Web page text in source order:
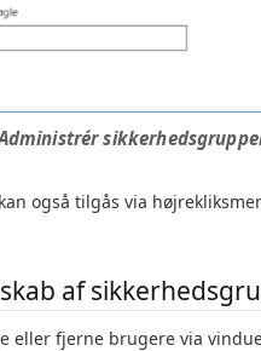
også tilgås via
af
eller fjerne brugere via